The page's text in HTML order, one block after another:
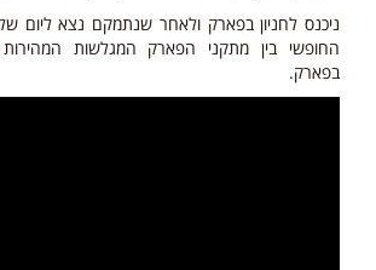
ניכנס לחניון בפארק ולאחר שנתמקם נצא ליום
החופשי בין מתקני הפארק המגלשות
בפארק.